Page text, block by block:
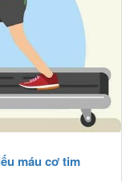
máu cơ tim